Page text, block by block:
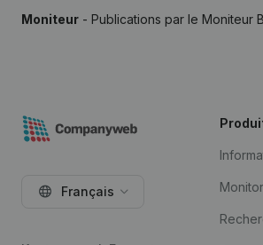
Moniteur - Publications par le Moniteur
Français